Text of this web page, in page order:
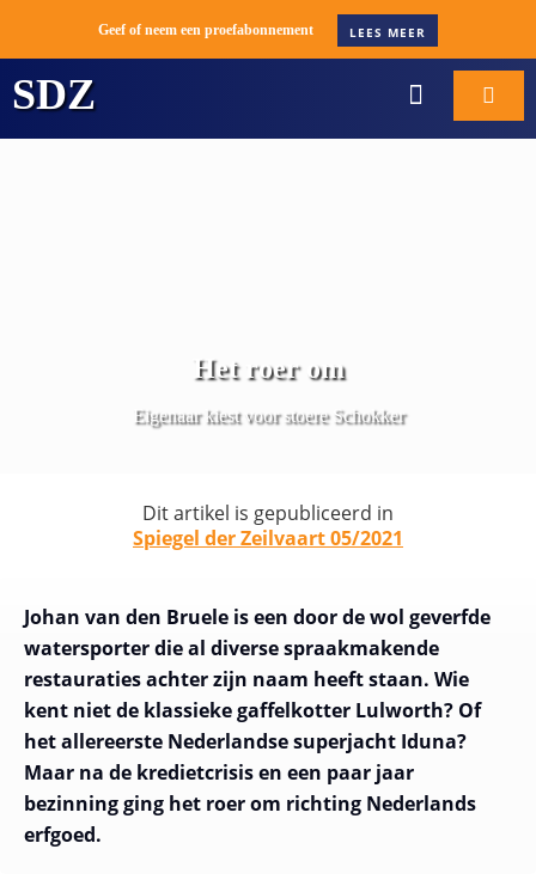
Geef of neem een proefabonnement LEES MEER
SDZ
Het roer om
Eigenaar kiest voor stoere Schokker
Dit artikel is gepubliceerd in
Spiegel der Zeilvaart 05/2021
Johan van den Bruele is een door de wol geverfde
watersporter die al diverse spraakmakende
restauraties achter zijn naam heeft staan. Wie
kent niet de klassieke gaffelkotter Lulworth? Of
het allereerste Nederlandse superjacht Iduna?
Maar na de kredietcrisis en een paar jaar
bezinning ging het roer om richting Nederlands
erfgoed.